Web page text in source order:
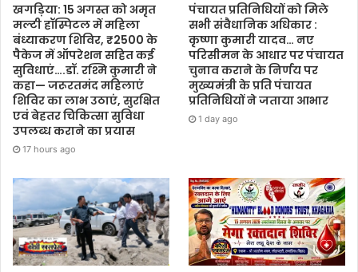
खगड़िया: 15 अगस्त को अमृत
मल्टी हॉस्पिटल में महिला
बंध्याकरण शिविर, ₹2500 के
पैकेज में ऑपरेशन सहित कई
सुविधाएं….डॉ. रश्मि कुमारी ने
कहा— जरूरतमंद महिलाएं
शिविर का लाभ उठाएं, सुरक्षित
एवं बेहतर चिकित्सा सुविधा
उपलब्ध कराने का प्रयास
17 hours ago
पंचायत प्रतिनिधियों को मिले
सभी संवैधानिक अधिकार :
कृष्णा कुमारी यादव… नए
परिसीमन के आधार पर पंचायत
चुनाव कराने के निर्णय पर
मुख्यमंत्री के प्रति पंचायत
प्रतिनिधियों ने जताया आभार
1 day ago